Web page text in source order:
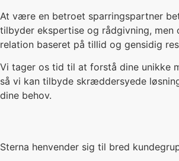
At være en betroet sparringspartner
tilbyder ekspertise og rådgivning, men
relation baseret på tillid og gensidig
Vi tager os tid til at forstå dine unikke
så vi kan tilbyde skræddersyede
dine behov.
Sterna henvender sig til bred